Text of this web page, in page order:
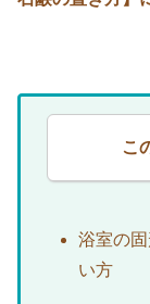
こ
浴室の
い方